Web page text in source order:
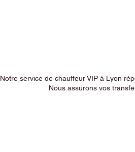
Notre service de chauffeur VIP à Lyon
Nous assurons vos